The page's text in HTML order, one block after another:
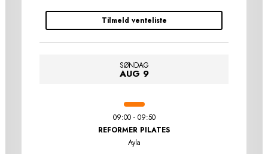
Tilmeld venteliste
SØNDAG
AUG 9
09:00 - 09:50
REFORMER PILATES
Ayla